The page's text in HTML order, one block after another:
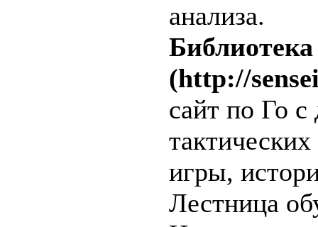
анализа.
Библиотека
(http://
сайт по Го
игры,
Лестница